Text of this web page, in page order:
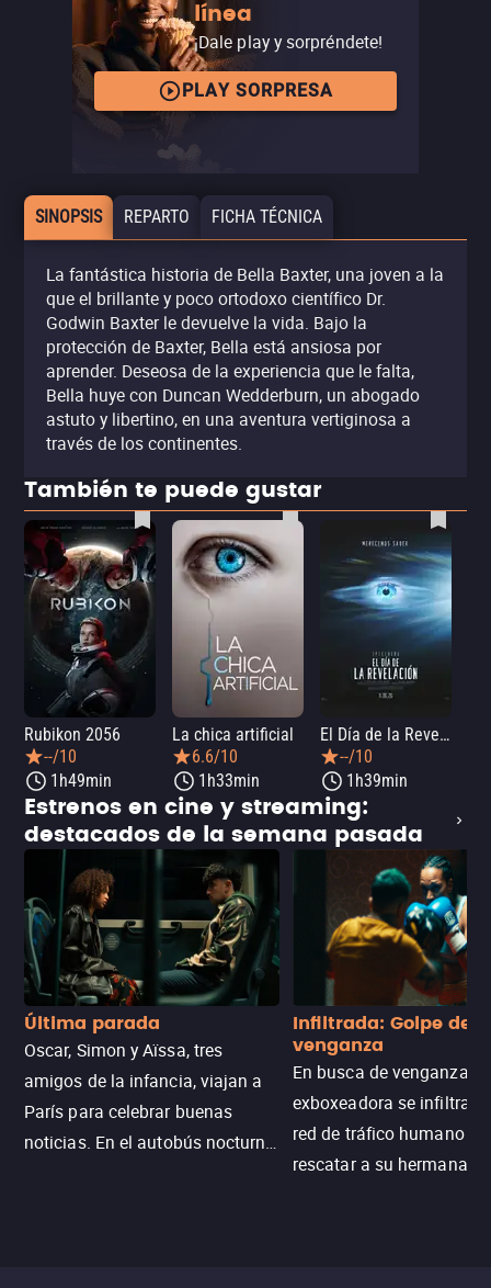
línea
¡Dale play y sorpréndete!
PLAY SORPRESA
SINOPSIS REPARTO FICHA TÉCNICA
La fantástica historia de Bella Baxter, una joven a la
que el brillante y poco ortodoxo científico Dr.
Godwin Baxter le devuelve la vida. Bajo la
protección de Baxter, Bella está ansiosa por
aprender. Deseosa de la experiencia que le falta,
Bella huye con Duncan Wedderburn, un abogado
astuto y libertino, en una aventura vertiginosa a
través de los continentes.
También te puede gustar
Rubikon 2056
--/10
1h49min
La chica artificial
6.6/10
1h33min
El Día de la Revelación
--/10
1h39min
Estrenos en cine y streaming:
destacados de la semana pasada
Última parada
Oscar, Simon y Aïssa, tres
amigos de la infancia, viajan a
París para celebrar buenas
noticias. En el autobús nocturno
Infiltrada: Golpe de
venganza
En busca de venganza,
exboxeadora se infiltra
red de tráfico humano
rescatar a su hermana